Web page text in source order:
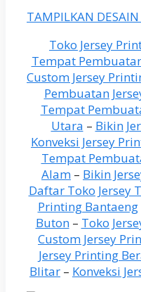
TAMPILKAN
Toko Jersey
Tempat
Custom Jersey
Pembuatan
Tempat
Utara – Bikin
Konveksi Jersey
Tempat
Alam – Bikin
Daftar Toko Jersey
Printing Bantaeng
Buton– Toko
Custom Jersey
Jersey Printing
Blitar – Konveksi